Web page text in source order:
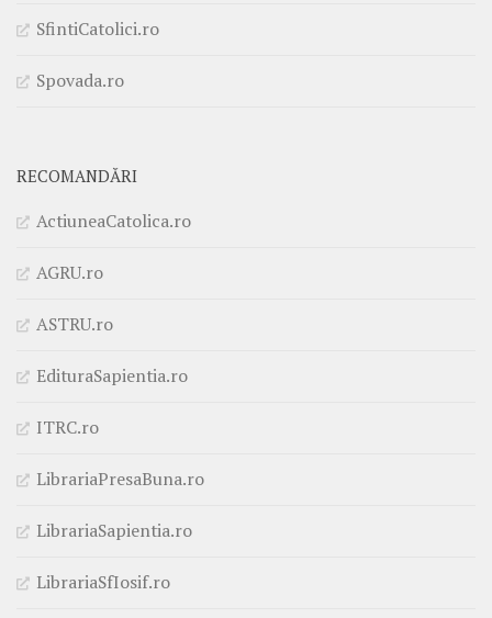
SfintiCatolici.ro
Spovada.ro
RECOMANDĂRI
ActiuneaCatolica.ro
AGRU.ro
ASTRU.ro
EdituraSapientia.ro
ITRC.ro
LibrariaPresaBuna.ro
LibrariaSapientia.ro
LibrariaSfIosif.ro